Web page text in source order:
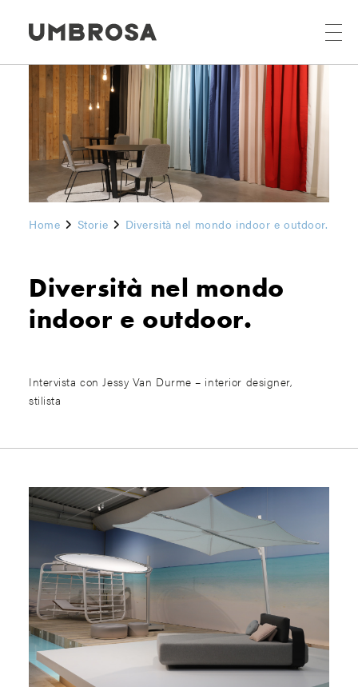
Home Storie Diversità nel mondo indoor e outdoor.
Diversità nel mondo
indoor e outdoor.
Intervista con Jessy Van Durme – interior designer,
stilista